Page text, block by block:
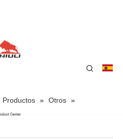
Productos » Otros »